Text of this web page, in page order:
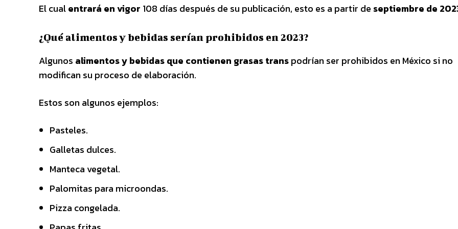
El cualentrará en vigor 108 días después de su publicación, esto es a partir de septiembre de
¿Qué alimentos y bebidas serían prohibidos en 2023?
Algunos alimentos y bebidas que contienen grasas transpodrían ser prohibidos en México si no
modifican su proceso de elaboración.
Estos son algunos ejemplos:
Pasteles.
Galletas dulces.
Manteca vegetal.
Palomitas para microondas.
Pizza congelada.